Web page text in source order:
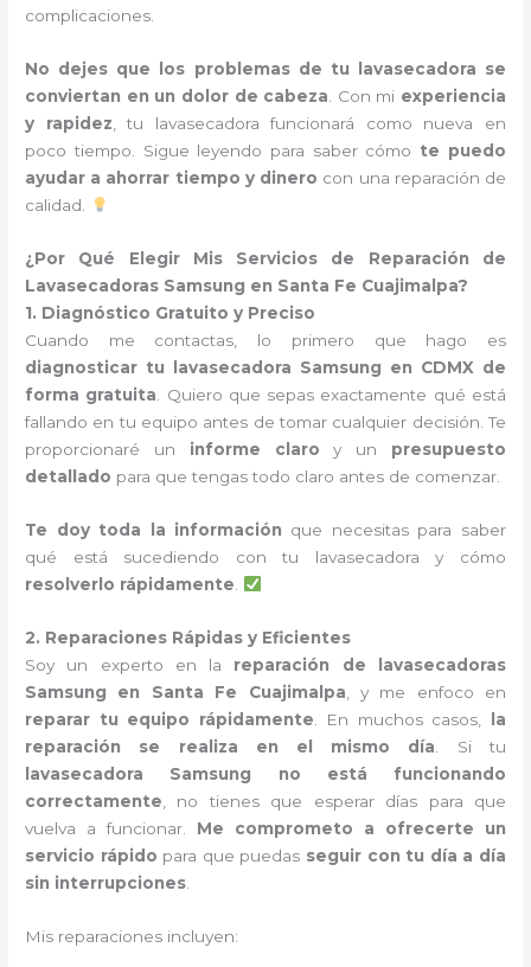
complicaciones.
No dejes que los problemas de tu lavasecadora se
conviertan en un dolor de cabeza . Con mi experiencia
y rapidez , tu lavasecadora funcionará como nueva en
poco tiempo. Sigue leyendo para saber cómo te puedo
ayudar a ahorrar tiempo y dinero con una reparación de
calidad.
¿Por Qué Elegir Mis Servicios de Reparación de
Lavasecadoras Samsung en Santa Fe Cuajimalpa?
1. Diagnóstico Gratuito y Preciso
Cuando me contactas, lo primero que hago es
diagnosticar tu lavasecadora Samsung en CDMX de
forma gratuita . Quiero que sepas exactamente qué está
fallando en tu equipo antes de tomar cualquier decisión. Te
proporcionaré un informe claro y un presupuesto
detallado para que tengas todo claro antes de comenzar.
Te doy toda la información que necesitas para saber
qué está sucediendo con tu lavasecadora y cómo
resolverlo rápidamente
2. Reparaciones Rápidas y Eficientes
Soy un experto en la reparación de lavasecadoras
Samsung en Santa Fe Cuajimalpa , y me enfoco en
reparar tu equipo rápidamente . En muchos casos,
la
reparación se realiza en el mismo día . Si tu
lavasecadora Samsung no está funcionando
correctamente , no tienes que esperar días para que
vuelva a funcionar. Me comprometo a ofrecerte un
servicio rápido para que puedas seguir con tu día a día
sin interrupciones
Mis reparaciones incluyen: